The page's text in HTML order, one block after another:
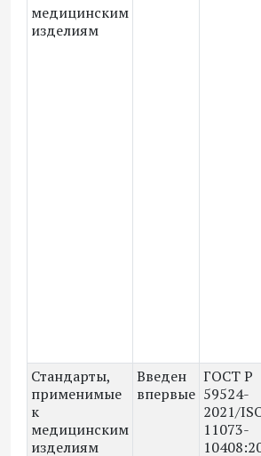
медицинским
изделиям
Стандарты,
применимые
к
медицинским
изделиям
Введен
впервые
ГОСТ Р
59524-
2021/
11073-